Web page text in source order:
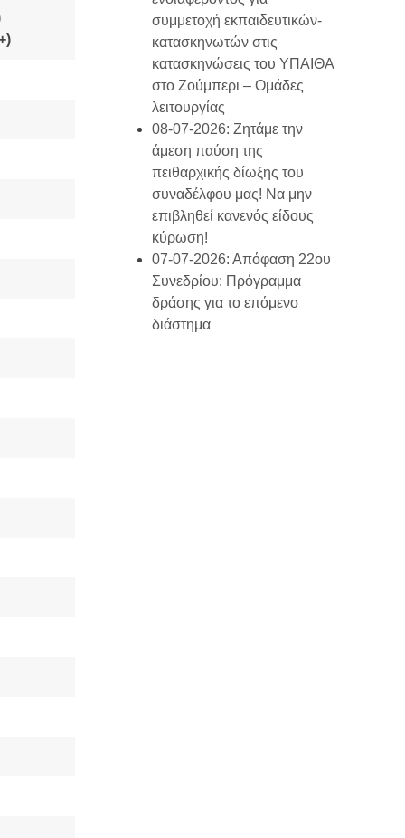
συμμετοχή εκπαιδευτικών-
κατασκηνωτών στις
κατασκηνώσεις του ΥΠΑΙΘΑ
στο Ζούμπερι – Ομάδες
λειτουργίας
08-07-2026: Ζητάμε την
άμεση παύση της
πειθαρχικής δίωξης του
συναδέλφου μας! Να μην
επιβληθεί κανενός είδους
κύρωση!
07-07-2026: Απόφαση 22ου
Συνεδρίου: Πρόγραμμα
δράσης για το επόμενο
διάστημα